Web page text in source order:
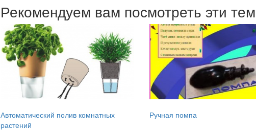
Рекомендуем вам посмотреть эти
Автоматический полив комнатных
растений
Ручная помпа